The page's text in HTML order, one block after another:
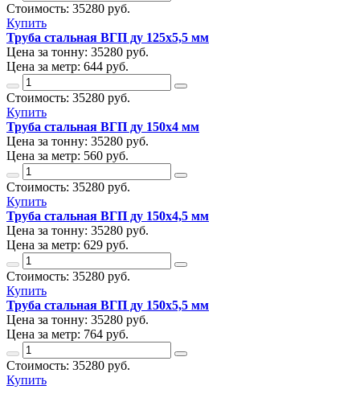
Стоимость: 35280 руб.
Купить
Труба стальная ВГП ду 125х5,5 мм
Цена за тонну: 35280 руб.
Цена за метр: 644 руб.
Стоимость: 35280 руб.
Купить
Труба стальная ВГП ду 150х4 мм
Цена за тонну: 35280 руб.
Цена за метр: 560 руб.
Стоимость: 35280 руб.
Купить
Труба стальная ВГП ду 150х4,5 мм
Цена за тонну: 35280 руб.
Цена за метр: 629 руб.
Стоимость: 35280 руб.
Купить
Труба стальная ВГП ду 150х5,5 мм
Цена за тонну: 35280 руб.
Цена за метр: 764 руб.
Стоимость: 35280 руб.
Купить